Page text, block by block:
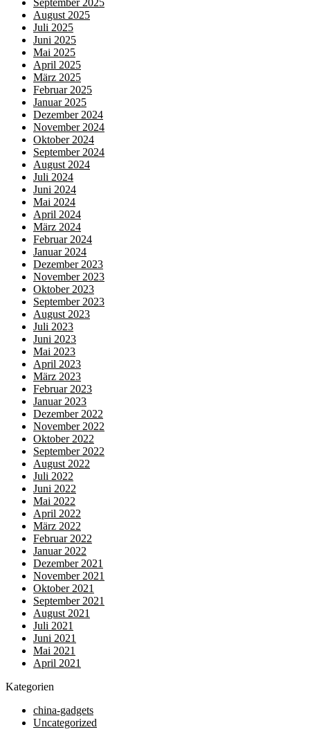
September 2025
August 2025
Juli 2025
Juni 2025
Mai 2025
April 2025
März 2025
Februar 2025
Januar 2025
Dezember 2024
November 2024
Oktober 2024
September 2024
August 2024
Juli 2024
Juni 2024
Mai 2024
April 2024
März 2024
Februar 2024
Januar 2024
Dezember 2023
November 2023
Oktober 2023
September 2023
August 2023
Juli 2023
Juni 2023
Mai 2023
April 2023
März 2023
Februar 2023
Januar 2023
Dezember 2022
November 2022
Oktober 2022
September 2022
August 2022
Juli 2022
Juni 2022
Mai 2022
April 2022
März 2022
Februar 2022
Januar 2022
Dezember 2021
November 2021
Oktober 2021
September 2021
August 2021
Juli 2021
Juni 2021
Mai 2021
April 2021
Kategorien
china-gadgets
Uncategorized